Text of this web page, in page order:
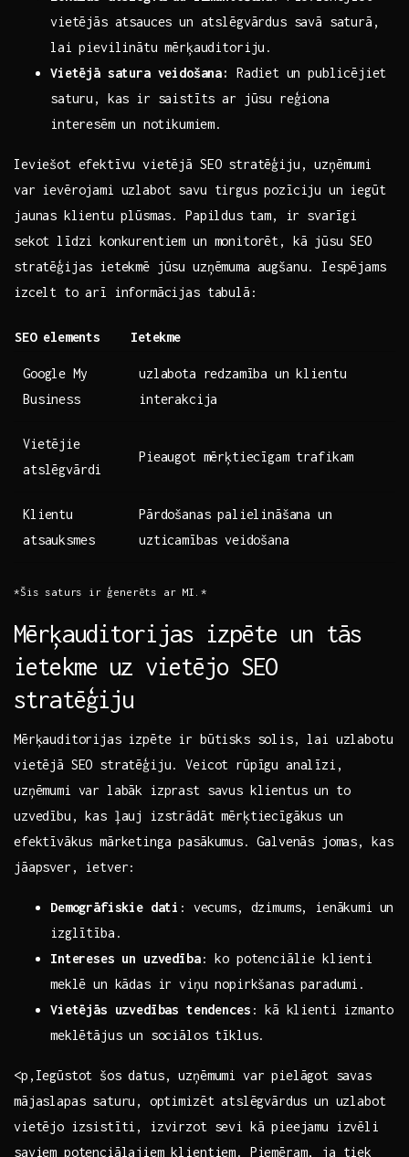
vietējās atsauces un atslēgvārdus savā saturā,
lai pievilinātu mērķauditoriju.
Vietējā satura veidošana:
Radiet⁣ un publicējiet
saturu, kas ir saistīts ar jūsu reģiona
interesēm⁢ un notikumiem.
Ieviešot efektīvu vietējā SEO stratēģiju, uzņēmumi‌
var ievērojami uzlabot savu tirgus pozīciju un ​iegūt
jaunas ⁤klientu plūsmas. Papildus⁣ tam, ir svarīgi
sekot līdzi konkurentiem un monitorēt, kā jūsu SEO
stratēģijas ietekmē jūsu uzņēmuma augšanu. Iespējams
izcelt to ‌arī informācijas tabulā:
SEO⁢ elements Ietekme
Google My
Business
uzlabota​ redzamība un klientu
interakcija
Vietējie
atslēgvārdi
Pieaugot mērķtiecīgam trafikam
Klientu
atsauksmes
Pārdošanas palielināšana un
uzticamības veidošana
*Šis saturs ir ⁣ģenerēts ar ⁢MI.*
Mērķauditorijas izpēte ​un ​tās
ietekme⁣ uz vietējo SEO
stratēģiju
Mērķauditorijas izpēte ir būtisks solis, lai uzlabotu
vietējā SEO stratēģiju. Veicot rūpīgu analīzi,
uzņēmumi var‌ labāk izprast savus klientus un to
uzvedību, kas ļauj izstrādāt mērķtiecīgākus un
efektīvākus ‌mārketinga pasākumus. ⁣Galvenās jomas, kas⁢
jāapsver, ietver:
Demogrāfiskie dati : vecums, dzimums, ienākumi un
izglītība.
Intereses un uzvedība: ko potenciālie klienti⁢
meklē un kādas ir viņu nopirkšanas paradumi.
Vietējās​ uzvedības tendences : ⁤kā klienti izmanto
meklētājus un sociālos tīklus.
<p,Iegūstot šos datus, uzņēmumi var pielāgot⁤ savas
mājaslapas saturu,⁤ optimizēt atslēgvārdus un uzlabot
vietējo ‌izsistīti, izvirzot sevi kā pieejamu izvēli
saviem potenciālajiem klientiem. Piemēram, ja tiek